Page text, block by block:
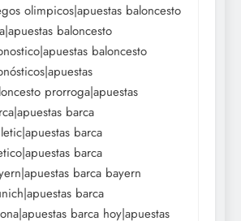
olimpicos|apuestas baloncesto
baloncesto
baloncesto
prorroga|apuestas
barca
barca
barca
barca bayern
barca
barca hoy|apuestas